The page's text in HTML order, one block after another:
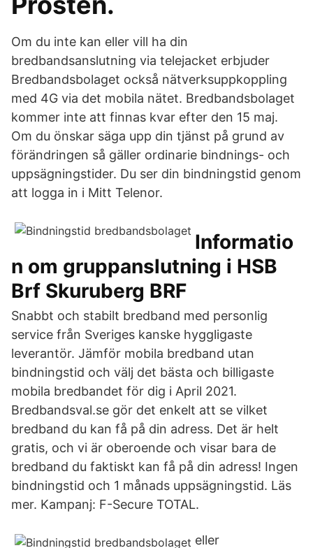
Om du inte kan eller vill ha din
bredbandsanslutning via telejacket erbjuder
Bredbandsbolaget också nätverksuppkoppling
med 4G via det mobila nätet. Bredbandsbolaget
kommer inte att finnas kvar efter den 15 maj.
Om du önskar säga upp din tjänst på grund av
förändringen så gäller ordinarie bindnings- och
uppsägningstider. Du ser din bindningstid genom
att logga in i Mitt Telenor.
Informatio
n om gruppanslutning i HSB
Brf Skuruberg BRF
Snabbt och stabilt bredband med personlig
service från Sveriges kanske hyggligaste
leverantör. Jämför mobila bredband utan
bindningstid och välj det bästa och billigaste
mobila bredbandet för dig i April 2021.
Bredbandsval.se gör det enkelt att se vilket
bredband du kan få på din adress. Det är helt
gratis, och vi är oberoende och visar bara de
bredband du faktiskt kan få på din adress! Ingen
bindningstid och 1 månads uppsägningstid. Läs
mer. Kampanj: F-Secure TOTAL.
eller